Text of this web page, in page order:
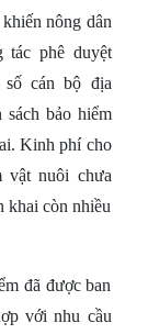
nông dân
tác phê duyệt
cán bộ địa
bảo hiểm
Kinh phí cho
vật nuôi chưa
khai còn nhiều
đã được ban
với nhu cầu